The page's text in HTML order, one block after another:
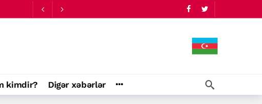
kimdir? Digər xəbərlər